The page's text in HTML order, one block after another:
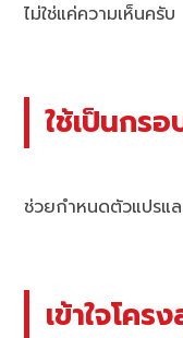
ไม่ใช่แค่ความเห็นครับ
ใช้เป็นกร
ช่วยกำหนดตัวแปรแ
เข้าใจโคร